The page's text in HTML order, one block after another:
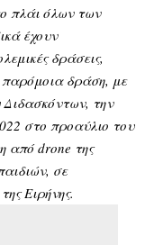
πλάι όλων των
έχουν
δράσεις,
δράση, με
Διδασκόντων, την
στο προαύλιο του
από drone της
σε
Ειρήνης.